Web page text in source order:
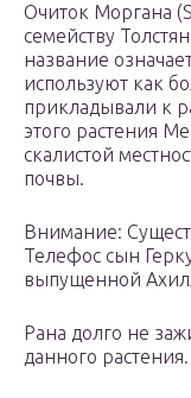
Очиток Моргана
семейству
название
используют как
прикладывали к
этого растения
скалистой
почвы.
Внимание:
Телефос сын
выпущенной
Рана долго не
данного растения.